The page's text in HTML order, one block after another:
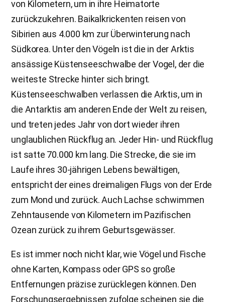
von Kilometern, um in ihre Heimatorte
zurückzukehren. Baikalkrickenten reisen von
Sibirien aus 4.000 km zur Überwinterung nach
Südkorea. Unter den Vögeln ist die in der Arktis
ansässige Küstenseeschwalbe der Vogel, der die
weiteste Strecke hinter sich bringt.
Küstenseeschwalben verlassen die Arktis, um in
die Antarktis am anderen Ende der Welt zu reisen,
und treten jedes Jahr von dort wieder ihren
unglaublichen Rückflug an. Jeder Hin- und Rückflug
ist satte 70.000 km lang. Die Strecke, die sie im
Laufe ihres 30-jährigen Lebens bewältigen,
entspricht der eines dreimaligen Flugs von der Erde
zum Mond und zurück. Auch Lachse schwimmen
Zehntausende von Kilometern im Pazifischen
Ozean zurück zu ihrem Geburtsgewässer.
Es ist immer noch nicht klar, wie Vögel und Fische
ohne Karten, Kompass oder GPS so große
Entfernungen präzise zurücklegen können. Den
Forschungsergebnissen zufolge scheinen sie die